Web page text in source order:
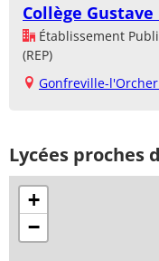
Collège
Établissement
(REP)
Gonfreville-l'Orcher
Lycées proches
+
−